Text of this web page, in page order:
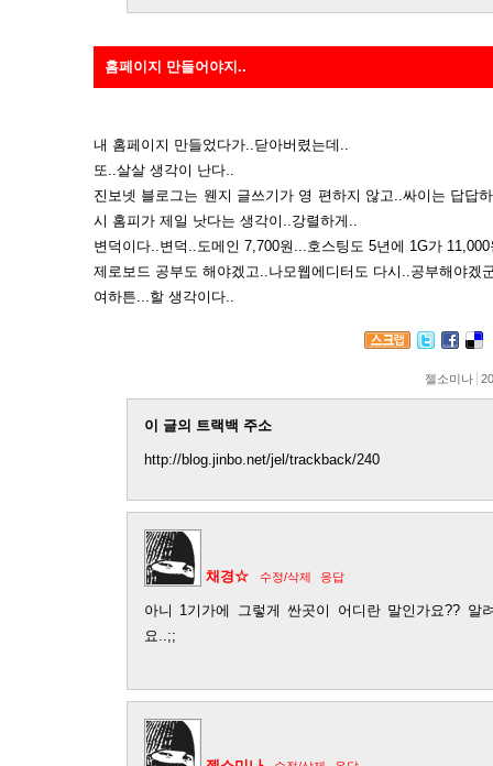
홈페이지 만들어야지..
내 홈페이지 만들었다가..닫아버렸는데..
또..살살 생각이 난다..
진보넷 블로그는 웬지 글쓰기가 영 편하지 않고..싸이는 답답
시 홈피가 제일 낫다는 생각이..강렬하게..
변덕이다..변덕..도메인 7,700원...호스팅도 5년에 1G가
제로보드 공부도 해야겠고..나모웹에디터도 다시..공부해야겠
여하튼...할 생각이다..
젤소미나
이 글의 트랙백 주소
http://blog.jinbo.net/jel/trackback/240
채경☆ 수정/삭제 응답
아니 1기가에 그렇게 싼곳이 어디란 말인가요?? 알
요..;;